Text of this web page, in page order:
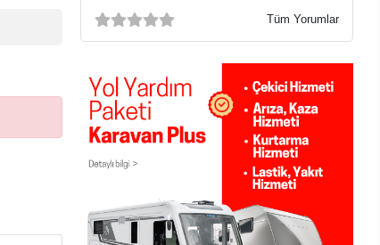
Tüm Yorumlar